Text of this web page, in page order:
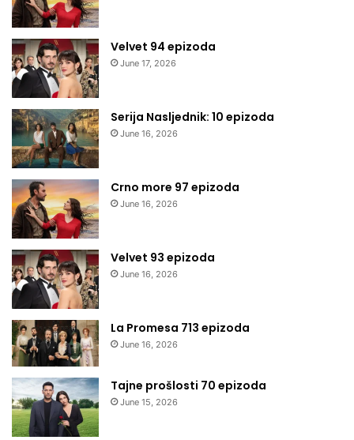
Velvet 94 epizoda
June 17, 2026
Serija Nasljednik: 10 epizoda
June 16, 2026
Crno more 97 epizoda
June 16, 2026
Velvet 93 epizoda
June 16, 2026
La Promesa 713 epizoda
June 16, 2026
Tajne prošlosti 70 epizoda
June 15, 2026